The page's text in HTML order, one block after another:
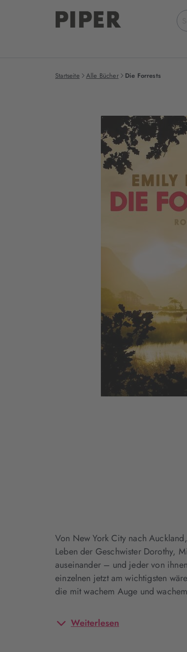
Startseite Alle Bücher Die Forrests
Von New York City nach
Leben der Geschwister Dorothy,
auseinander – und jeder von
einzelnen jetzt am wichtigsten
die mit wachem Auge und
Weiterlesen